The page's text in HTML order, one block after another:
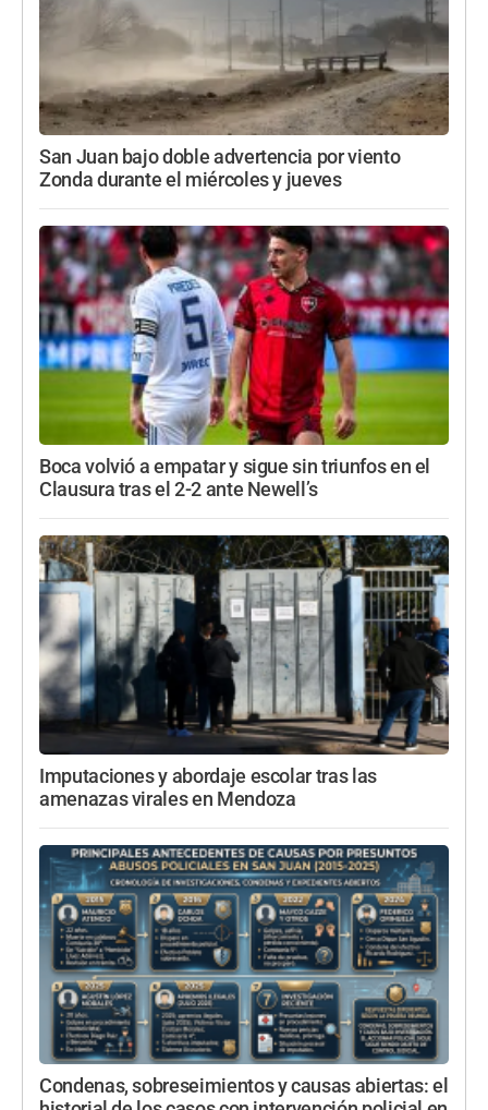
San Juan bajo doble advertencia por viento
Zonda durante el miércoles y jueves
Boca volvió a empatar y sigue sin triunfos en el
Clausura tras el 2-2 ante Newell’s
Imputaciones y abordaje escolar tras las
amenazas virales en Mendoza
Condenas, sobreseimientos y causas abiertas: el